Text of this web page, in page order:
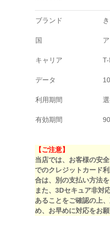
ブランド
国
キャリア
データ
利用期間
有効期間
【ご注意】
当店では、お客様の安
でのクレジットカード
合は、別の支払い方法
また、3Dセキュア非対
あることをご確認の上
め、お早めに対応をお願